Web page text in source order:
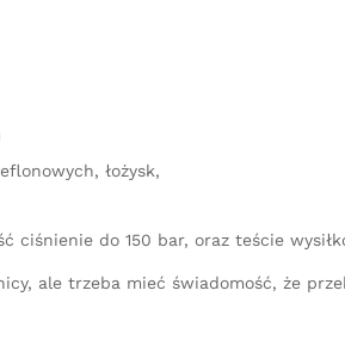
łożysk,
ciśnienie do 150 bar, oraz teście
ale trzeba mieć świadomość, że